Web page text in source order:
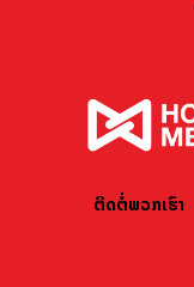
ຕິດຕໍ່ພວກເຮົາ